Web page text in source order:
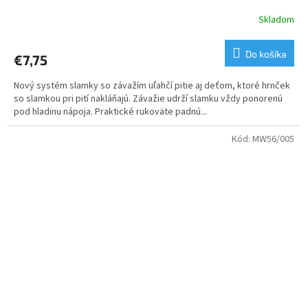
Skladom
€7,75 Do košíka
Nový systém slamky so závažím uľahčí pitie aj deťom, ktoré hrnček
so slamkou pri pití nakláňajú. Závažie udrží slamku vždy ponorenú
pod hladinu nápoja. Praktické rukoväte padnú...
Kód: MW56/005